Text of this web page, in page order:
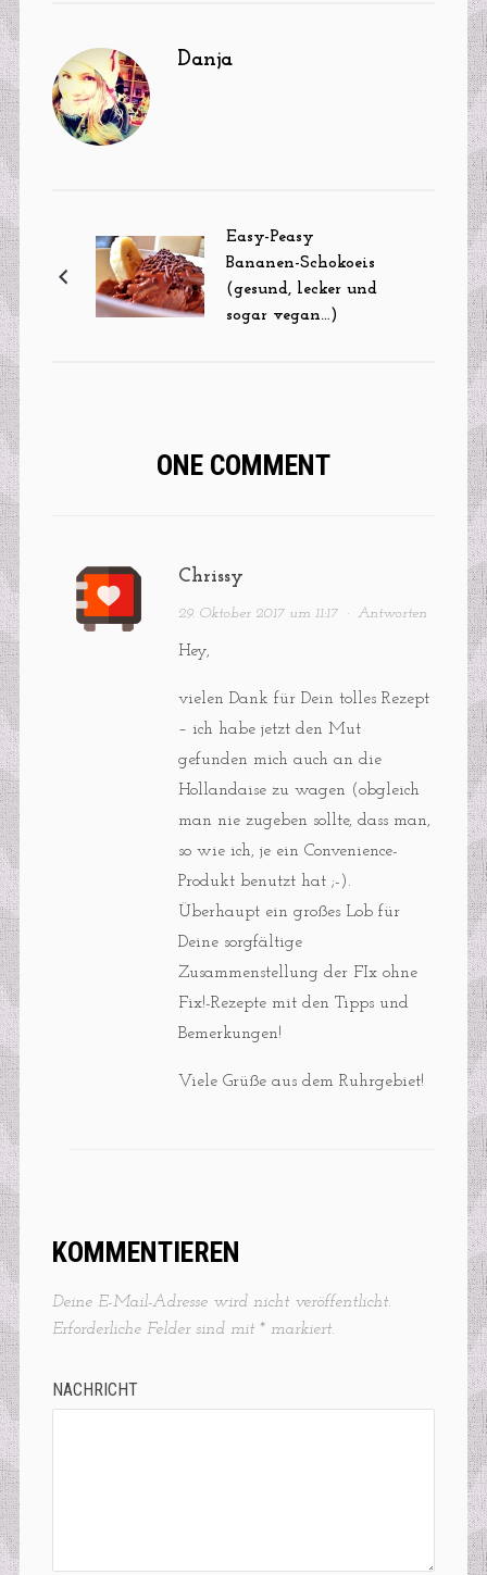
Danja
Easy-Peasy
Bananen-Schokoeis
(gesund, lecker und
sogar vegan…)
ONE COMMENT
Chrissy
29. Oktober 2017 um 11:17· Antworten
Hey,
vielen Dank für Dein tolles Rezept
– ich habe jetzt den Mut
gefunden mich auch an die
Hollandaise zu wagen (obgleich
man nie zugeben sollte, dass man,
so wie ich, je ein Convenience-
Produkt benutzt hat ;-).
Überhaupt ein großes Lob für
Deine sorgfältige
Zusammenstellung der FIx ohne
Fix!-Rezepte mit den Tipps und
Bemerkungen!
Viele Grüße aus dem Ruhrgebiet!
KOMMENTIEREN
Deine E-Mail-Adresse wird nicht veröffentlicht.
Erforderliche Felder sind mit *markiert.
NACHRICHT